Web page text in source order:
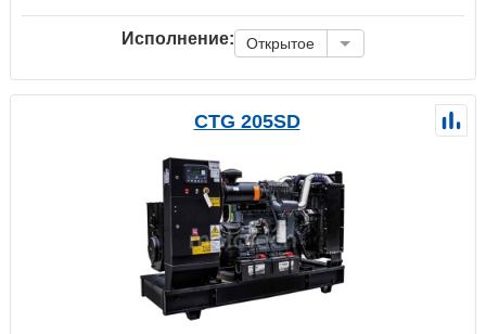
Исполнение: Открытое
CTG 205SD